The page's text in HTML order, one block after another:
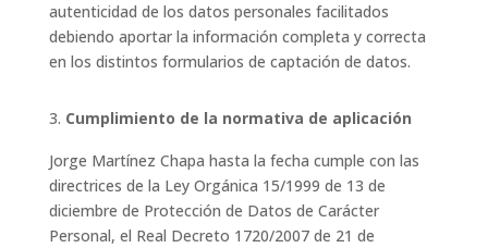
autenticidad de los datos personales facilitados
debiendo aportar la información completa y correcta
en los distintos formularios de captación de datos.
Cumplimiento de la normativa de aplicación
Jorge Martínez Chapa hasta la fecha cumple con las
directrices de la Ley Orgánica 15/1999 de 13 de
diciembre de Protección de Datos de Carácter
Personal, el Real Decreto 1720/2007 de 21 de